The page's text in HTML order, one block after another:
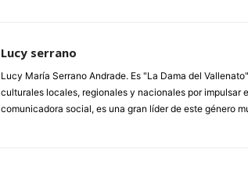
Lucy serrano
Lucy María Serrano Andrade. Es "La Dama del
culturales locales, regionales y nacionales por impulsar
comunicadora social, es una gran líder de este género